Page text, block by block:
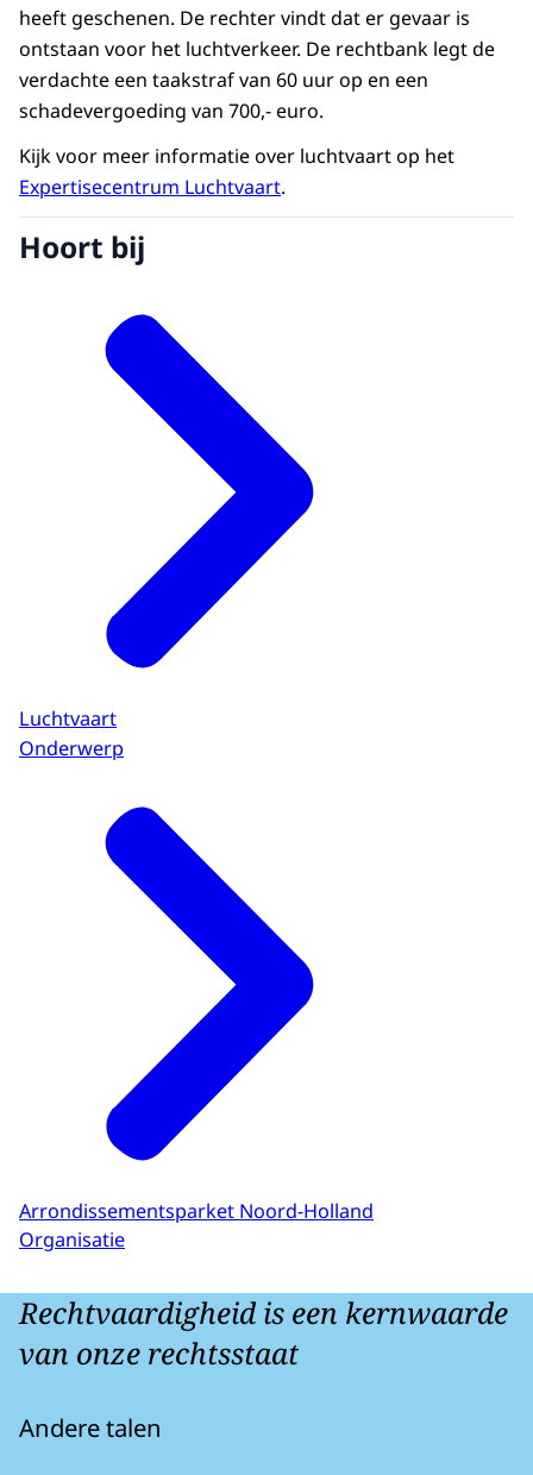
heeft geschenen. De rechter vindt dat er gevaar is
ontstaan voor het luchtverkeer. De rechtbank legt de
verdachte een taakstraf van 60 uur op en een
schadevergoeding van 700,- euro.
Kijk voor meer informatie over luchtvaart op het
Expertisecentrum Luchtvaart.
Hoort bij
Luchtvaart
Onderwerp
Arrondissementsparket Noord-Holland
Organisatie
Rechtvaardigheid is een kernwaarde
van onze rechtsstaat
Andere talen